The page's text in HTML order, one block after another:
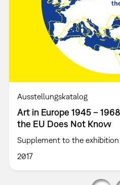
Ausstellungskatalog
Art in Europe 1945 –
the EU Does Not Know
Supplement to the
2017